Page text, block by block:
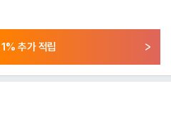
1% 추가 적립